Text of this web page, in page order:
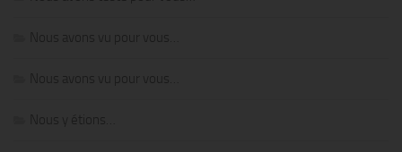
Nous avons vu pour vous…
Nous avons vu pour vous…
Nous y étions…